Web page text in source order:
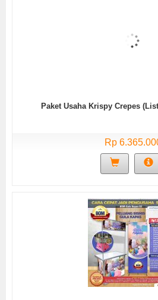
Paket Usaha Krispy Crepes
Rp